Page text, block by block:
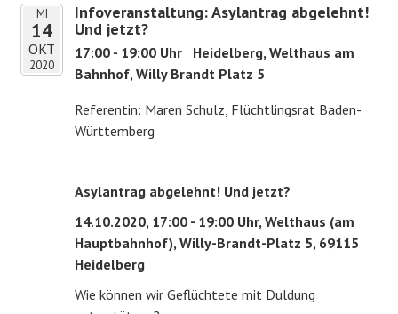
MI
14
OKT
2020
Infoveranstaltung: Asylantrag abgelehnt!
Und jetzt?
17:00 - 19:00 Uhr
Heidelberg, Welthaus am
Bahnhof, Willy Brandt Platz 5
Referentin: Maren Schulz, Flüchtlingsrat Baden-
Württemberg
Asylantrag abgelehnt! Und jetzt?
14.10.2020, 17:00 - 19:00 Uhr, Welthaus (am
Hauptbahnhof), Willy-Brandt-Platz 5, 69115
Heidelberg
Wie können wir Geflüchtete mit Duldung